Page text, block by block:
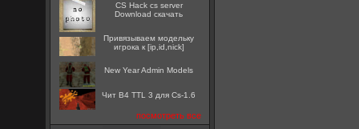
CS Hack cs server
Download скачать
Привязываем модельку
игрока к [ip,id,nick]
New Year Admin Models
Чит B4 TTL 3 для Cs-1.6
посмотреть все